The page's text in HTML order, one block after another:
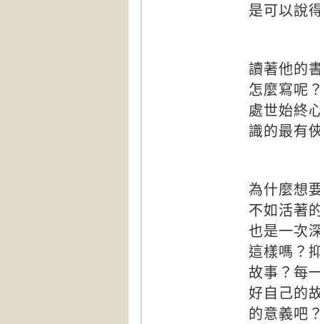
是可以說
讀著他的
怎麼寫呢
處世始終
識的最有
為什麼想
不如活著
也是一次
這樣嗎？
故事？每
好自己的
的意義吧